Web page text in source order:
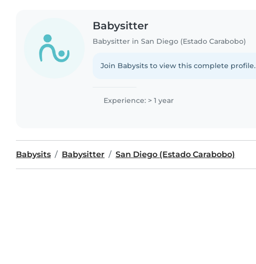
Babysitter
Babysitter in San Diego (Estado Carabobo)
Join Babysits to view this complete profile.
Experience: > 1 year
Babysits Babysitter San Diego (Estado Carabobo)